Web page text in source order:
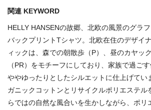
関連 KEYWORD
HELLY HANSENの故郷、北欧の風景のグラ
バックプリントTシャツ。北欧在住のデザイ
ィックは、森での朝散歩（P）、昼のカヤッ
（PR）をモチーフにしており、家族で過ご
ややゆったりとしたシルエットに仕上げてい
ガニックコットンとリサイクルポリエステル
らではの自然な風合いを生かしながら、ポリ